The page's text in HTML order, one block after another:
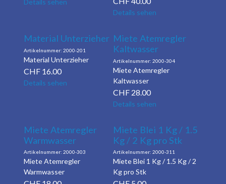
Details sehen
Material Unterzieher
2000-201
Material Unterzieher
CHF 16.00
Details sehen
Miete Atemregler
Kaltwasser
2000-304
Miete Atemregler
Kaltwasser
CHF 28.00
Details sehen
Miete Atemregler
Warmwasser
2000-303
Miete Atemregler
Warmwasser
Miete Blei 1 Kg / 1.5
Kg / 2 Kg pro Stk
2000-311
Miete Blei 1 Kg / 1.5 Kg / 2
Kg pro Stk